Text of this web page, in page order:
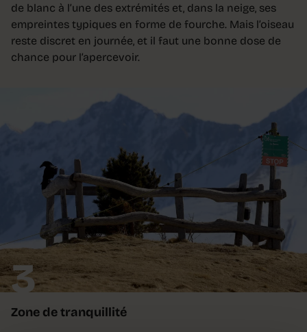
de blanc à l’une des extrémités et, dans la neige, ses
empreintes typiques en forme de fourche. Mais l’oiseau
reste discret en journée, et il faut une bonne dose de
chance pour l’apercevoir.
3
Zone de tranquillité